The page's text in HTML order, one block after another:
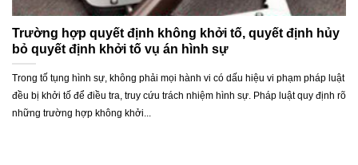
Trường hợp quyết định không khởi tố, quyết định hủy
bỏ quyết định khởi tố vụ án hình sự
Trong tố tụng hình sự, không phải mọi hành vi có dấu hiệu vi phạm pháp luật
đều bị khởi tố để điều tra, truy cứu trách nhiệm hình sự. Pháp luật quy định rõ
những trường hợp không khởi...